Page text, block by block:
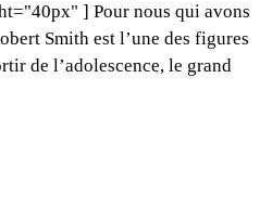
] Pour nous qui avons
Smith est l’une des figures
de l’adolescence, le grand